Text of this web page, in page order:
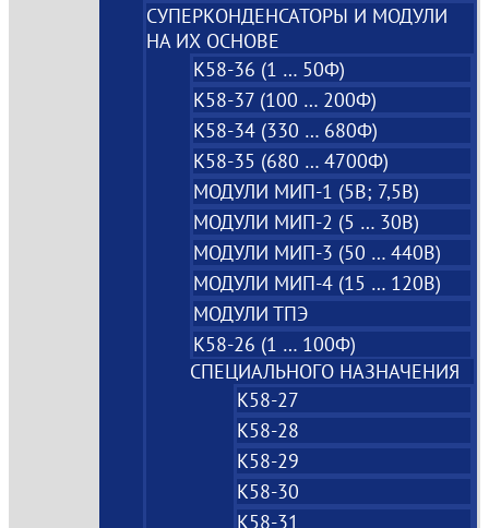
СУПЕРКОНДЕНСАТОРЫ И МОДУЛИ
НА ИХ ОСНОВЕ
К58-36 (1 … 50Ф)
К58-37 (100 … 200Ф)
К58-34 (330 … 680Ф)
К58-35 (680 … 4700Ф)
МОДУЛИ МИП-1 (5В; 7,5B)
МОДУЛИ МИП-2 (5 … 30В)
МОДУЛИ МИП-3 (50 … 440В)
МОДУЛИ МИП-4 (15 … 120В)
МОДУЛИ ТПЭ
К58-26 (1 … 100Ф)
СПЕЦИАЛЬНОГО НАЗНАЧЕНИЯ
К58-27
К58-28
К58-29
К58-30
К58-31